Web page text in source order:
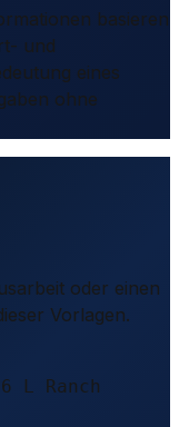
basieren
und
eines
ohne
oder einen
Vorlagen.
L Ranch